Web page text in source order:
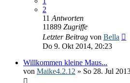
2
11 Antworten
11889 Zugriffe
Letzter Beitrag von Bella
Do 9. Okt 2014, 20:23
Willkommen kleine Maus...
von Maike4.2.12 » So 28. Jul